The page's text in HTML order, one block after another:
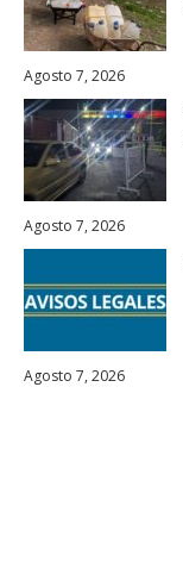
Agosto 7, 2026
Agosto 7, 2026
Agosto 7, 2026